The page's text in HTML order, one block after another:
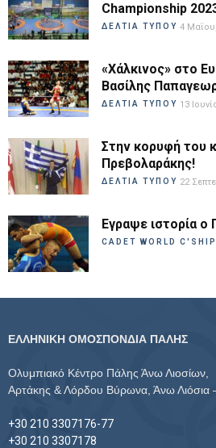
Championship
ΔΕΛΤΙΑ ΤΥΠΟΥ 4
«Χάλκινος» στο
Βασίλης
ΔΕΛΤΙΑ ΤΥΠΟΥ 13
Στην κορυφή του
Πρεβολαράκης!
ΔΕΛΤΙΑ ΤΥΠΟΥ 22
Εγραψε ιστορία ο
CADET WORLD
ΕΛΛΗΝΙΚΗ ΟΜΟΣΠΟΝΔΙΑ ΠΑΛΗΣ
Ολυμπιακό Κέντρο Πάλης Άνω Λιοσίων,
Αρτάκης & Λόρδου Βύρωνα, Άνω Λιόσια
+30 210 3307176-77
+30 210 3307178